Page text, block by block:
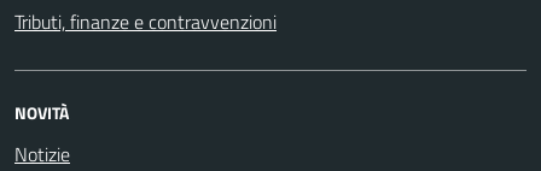
Tributi, finanze e contravvenzioni
NOVITÀ
Notizie